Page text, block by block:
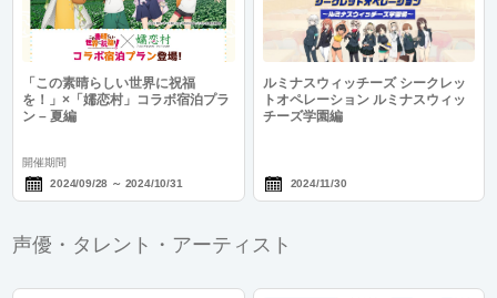
「この素晴らしい世界に祝福
を！」×「嬬恋村」コラボ宿泊プラ
ン – 夏編
開催期間
2024/09/28 ～ 2024/10/31
ルミナスウィッチーズ シークレッ
トオペレーション ルミナスウィッ
チーズ学園編
2024/11/30
声優・タレント・アーティスト